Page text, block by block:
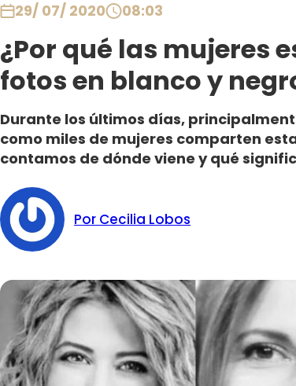
29/ 07/ 2020 08:03
¿Por qué las mujeres
fotos en blanco y
Durante los últimos días,
como miles de mujeres comparten
contamos de dónde viene y qué
Por Cecilia Lobos